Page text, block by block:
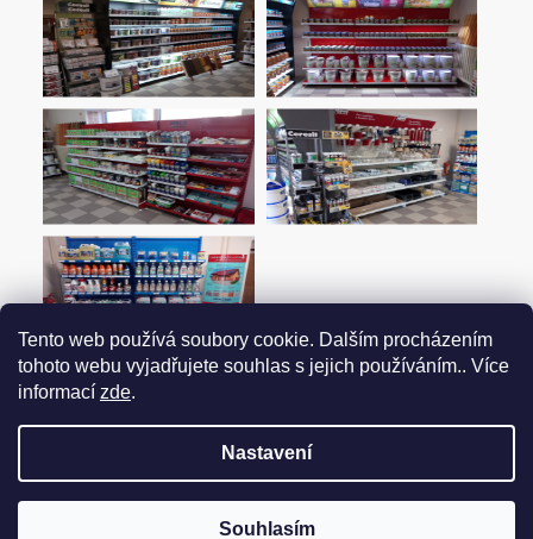
Tento web používá soubory cookie. Dalším procházením
tohoto webu vyjadřujete souhlas s jejich používáním.. Více
informací zde.
Nastavení
Souhlasím